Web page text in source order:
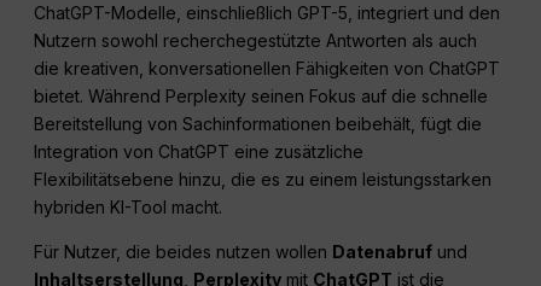
ChatGPT-Modelle, einschließlich GPT-5, integriert und den
Nutzern sowohl recherchegestützte Antworten als auch
die kreativen, konversationellen Fähigkeiten von ChatGPT
bietet. Während Perplexity seinen Fokus auf die schnelle
Bereitstellung von Sachinformationen beibehält, fügt die
Integration von ChatGPT eine zusätzliche
Flexibilitätsebene hinzu, die es zu einem leistungsstarken
hybriden KI-Tool macht.
Für Nutzer, die beides nutzen wollen Datenabruf und
Inhaltserstellung Perplexity mit ChatGPT ist die